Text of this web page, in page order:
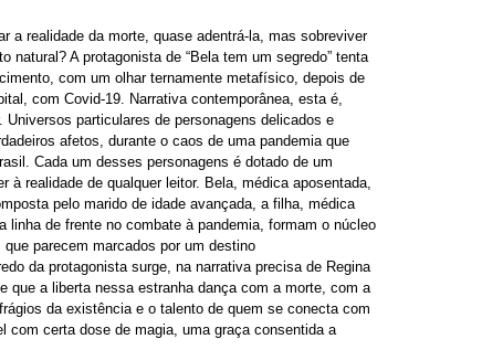
a realidade da morte, quase adentrá-la, mas sobreviver
natural? A protagonista de “Bela tem um segredo” tenta
com um olhar ternamente metafísico, depois de
com Covid-19. Narrativa contemporânea, esta é,
particulares de personagens delicados e
afetos, durante o caos de uma pandemia que
Cada um desses personagens é dotado de um
à realidade de qualquer leitor. Bela, médica aposentada,
pelo marido de idade avançada, a filha, médica
linha de frente no combate à pandemia, formam o núcleo
parecem marcados por um destino
da protagonista surge, na narrativa precisa de Regina
que a liberta nessa estranha dança com a morte, com a
da existência e o talento de quem se conecta com
com certa dose de magia, uma graça consentida a